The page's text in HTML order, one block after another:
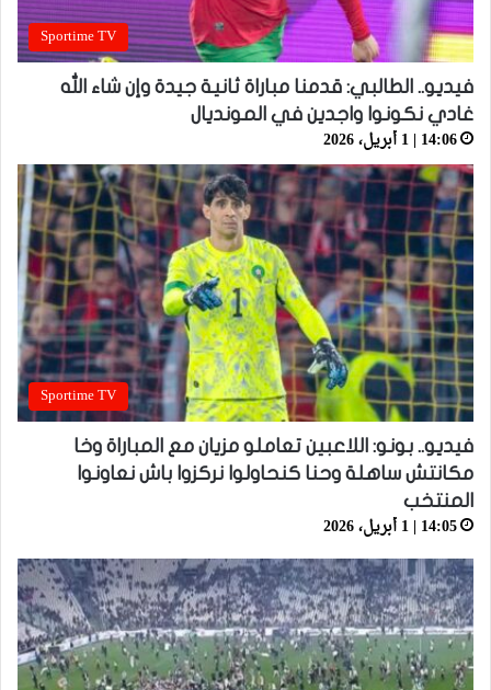
Sportime TV
فيديو.. الطالبي: قدمنا مباراة ثانية جيدة وإن شاء الله
غادي نكونوا واجدين في المونديال
14:06 | 1 أبريل، 2026
Sportime TV
فيديو.. بونو: اللاعبين تعاملو مزيان مع المباراة وخا
مكانتش ساهلة وحنا كنحاولوا نركزوا باش نعاونوا
المنتخب
14:05 | 1 أبريل، 2026